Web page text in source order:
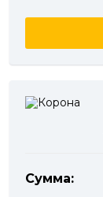
Сумма: